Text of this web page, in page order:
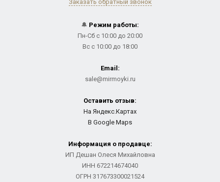
Заказать обратный звонок
🔔 Режим работы:
Пн-Сб с 10:00 до 20:00
Вс с 10:00 до 18:00
Email:
sale@mirmoyki.ru
Оставить отзыв:
На Яндекс.Картах
В Google Maps
Информация о продавце:
ИП Дешан Олеся Михайловна
ИНН 672214674040
ОГРН 317673300021524